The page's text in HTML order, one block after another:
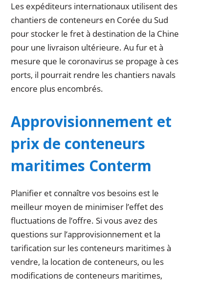
Les expéditeurs internationaux utilisent des
chantiers de conteneurs en Corée du Sud
pour stocker le fret à destination de la Chine
pour une livraison ultérieure. Au fur et à
mesure que le coronavirus se propage à ces
ports, il pourrait rendre les chantiers navals
encore plus encombrés.
Approvisionnement et
prix de conteneurs
maritimes Conterm
Planifier et connaître vos besoins est le
meilleur moyen de minimiser l’effet des
fluctuations de l’offre. Si vous avez des
questions sur l’approvisionnement et la
tarification sur les conteneurs maritimes à
vendre, la location de conteneurs, ou les
modifications de conteneurs maritimes,